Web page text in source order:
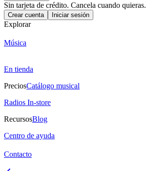
Sin tarjeta de crédito. Cancela cuando quieras.
Crear cuenta Iniciar sesión
Explorar
Música
En tienda
PreciosCatálogo musical
Radios In-store
RecursosBlog
Centro de ayuda
Contacto